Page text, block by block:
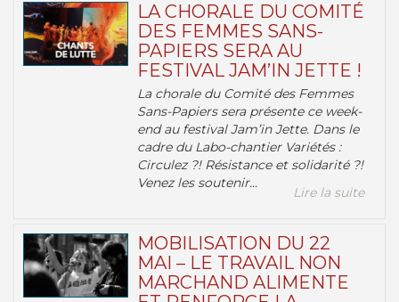
LA CHORALE DU COMITÉ
DES FEMMES SANS-
PAPIERS SERA AU
FESTIVAL JAM’IN JETTE !
La chorale du Comité des Femmes
Sans-Papiers sera présente ce week-
end au festival Jam’in Jette. Dans le
cadre du Labo-chantier Variétés :
Circulez ?! Résistance et solidarité ?!
Venez les soutenir...
Lire la suite
MOBILISATION DU 22
MAI – LE TRAVAIL NON
MARCHAND ALIMENTE